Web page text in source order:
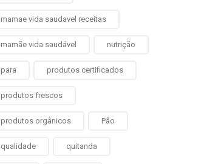
mamae vida saudavel receitas
mamãe vida saudável nutrição
para produtos certificados
produtos frescos
produtos orgânicos Pão
qualidade quitanda